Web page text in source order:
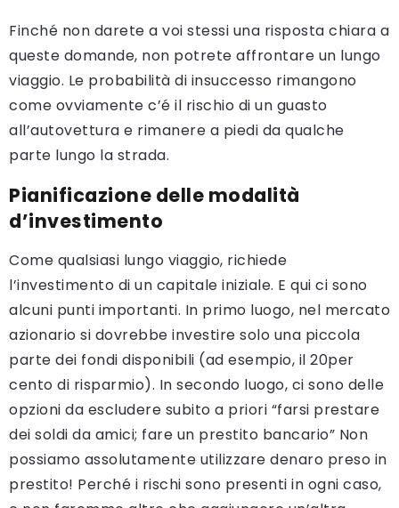
Finché non darete a voi stessi una risposta chiara a
queste domande, non potrete affrontare un lungo
viaggio. Le probabilità di insuccesso rimangono
come ovviamente c’é il rischio di un guasto
all’autovettura e rimanere a piedi da qualche
parte lungo la strada.
Pianificazione delle modalità
d’investimento
Come qualsiasi lungo viaggio, richiede
l’investimento di un capitale iniziale. E qui ci sono
alcuni punti importanti. In primo luogo, nel mercato
azionario si dovrebbe investire solo una piccola
parte dei fondi disponibili (ad esempio, il 20per
cento di risparmio). In secondo luogo, ci sono delle
opzioni da escludere subito a priori “farsi prestare
dei soldi da amici; fare un prestito bancario” Non
possiamo assolutamente utilizzare denaro preso in
prestito! Perché i rischi sono presenti in ogni caso,